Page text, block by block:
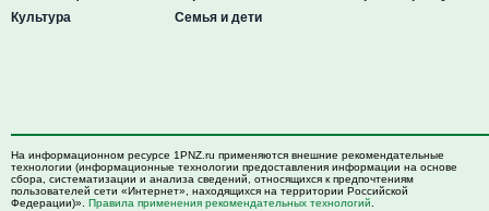
Культура
Семья и дети
На информационном ресурсе 1PNZ.ru применяются внешние рекомендательные
технологии (информационные технологии предоставления информации на основе
сбора, систематизации и анализа сведений, относящихся к предпочтениям
пользователей сети «Интернет», находящихся на территории Российской
Федерации)». Правила применения рекомендательных технологий